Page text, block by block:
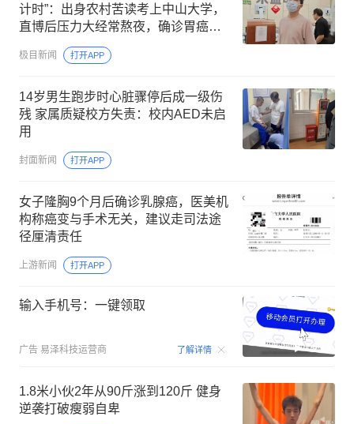
计时”：出身农村苦读考上中山大学，
直博后压力大经常熬夜，确诊胃癌晚
极目新闻 打开APP
14岁男生跑步时心脏骤停后成一级伤
残 家属质疑校方失责：校内AED未启
用
封面新闻 打开APP
女子隆胸9个月后确诊乳腺癌，医美机
构称癌变与手术无关，建议走司法途
径厘清责任
上游新闻 打开APP
输入手机号：一键领取
广告 易泽科技运营商 了解详情 00:15
1.8米小伙2年从90斤涨到120斤 健身
逆袭打破瘦弱自卑